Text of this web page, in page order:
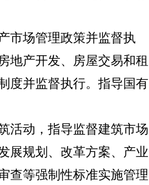
市场管理政策并监督执
地产开发、房屋交易和租
度并监督执行。指导国有
活动，指导监督建筑市场
展规划、改革方案、产业
查等强制性标准实施管理